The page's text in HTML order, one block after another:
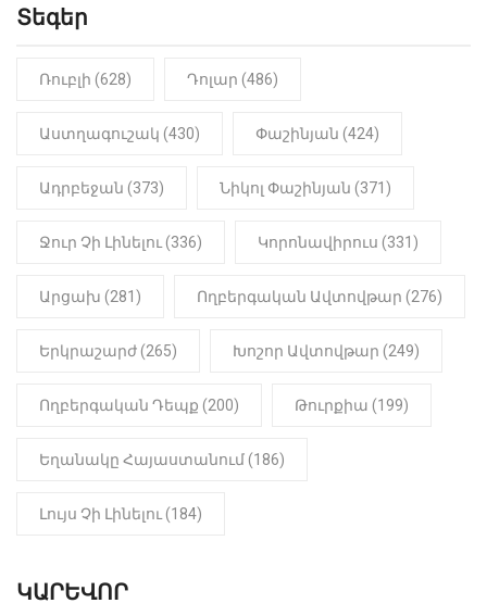
Նիկոլ Փաշինյան
ԻՐԱԴԱՐՁԱՅԻՆ 22:01
մանկապղծության համար
մարմինը
Տեգեր
Ռուբլի (628) Դոլար (486)
Աստղագուշակ (430) Փաշինյան (424)
Ադրբեջան (373) Նիկոլ Փաշինյան (371)
Ջուր Չի Լինելու (336) Կորոնավիրուս (331)
Արցախ (281) Ողբերգական Ավտովթար (276)
Երկրաշարժ (265) Խոշոր Ավտովթար (249)
Ողբերգական Դեպք (200) Թուրքիա (199)
Եղանակը Հայաստանում (186)
Լույս Չի Լինելու (184)
ԿԱՐԵՎՈՐ